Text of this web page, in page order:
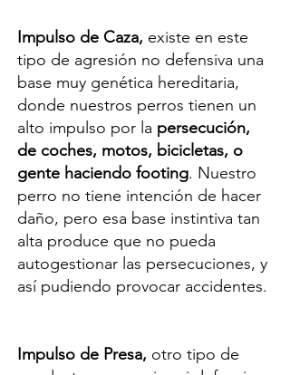
Impulso de Caza, existe en este
tipo de agresión no defensiva una
base muy genética hereditaria,
donde nuestros perros tienen un
alto impulso por la persecución,
de coches, motos, bicicletas, o
gente haciendo footing. Nuestro
perro no tiene intención de hacer
daño, pero esa base instintiva tan
alta produce que no pueda
autogestionar las persecuciones, y
así pudiendo provocar accidentes.
Impulso de Presa, otro tipo de